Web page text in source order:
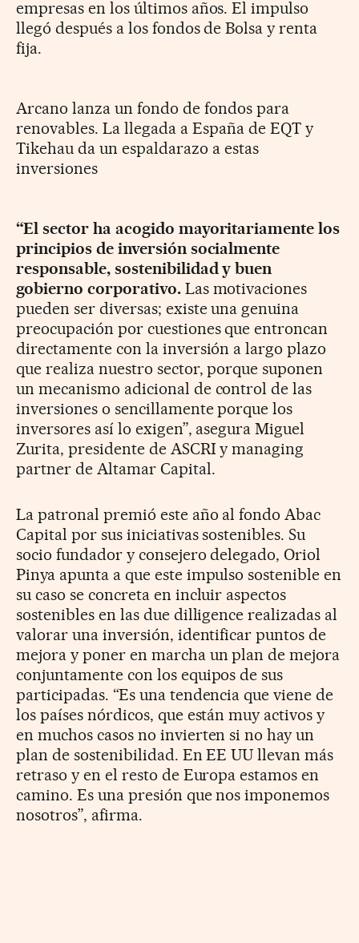
empresas en los últimos años. El impulso
llegó después a los fondos de Bolsa y renta
fija.
Arcano lanza un fondo de fondos para
renovables. La llegada a España de EQT y
Tikehau da un espaldarazo a estas
inversiones
“El sector ha acogido mayoritariamente los
principios de inversión socialmente
responsable, sostenibilidad y buen
gobierno corporativo.Las motivaciones
pueden ser diversas; existe una genuina
preocupación por cuestiones que entroncan
directamente con la inversión a largo plazo
que realiza nuestro sector, porque suponen
un mecanismo adicional de control de las
inversiones o sencillamente porque los
inversores así lo exigen”, asegura Miguel
Zurita, presidente de ASCRI y managing
partner de Altamar Capital.
La patronal premió este año al fondo Abac
Capital por sus iniciativas sostenibles. Su
socio fundador y consejero delegado, Oriol
Pinya apunta a que este impulso sostenible en
su caso se concreta en incluir aspectos
sostenibles en las due dilligence realizadas al
valorar una inversión, identificar puntos de
mejora y poner en marcha un plan de mejora
conjuntamente con los equipos de sus
participadas. “Es una tendencia que viene de
los países nórdicos, que están muy activos y
en muchos casos no invierten si no hay un
plan de sostenibilidad. En EE UU llevan más
retraso y en el resto de Europa estamos en
camino. Es una presión que nos imponemos
nosotros”, afirma.